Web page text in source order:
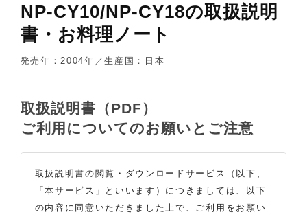
NP-CY10/NP-CY18の取扱説明
書・お料理ノート
発売年：2004年／生産国：日本
取扱説明書（PDF）
ご利用についてのお願いとご注意
取扱説明書の閲覧・ダウンロードサービス（以下、
「本サービス」といいます）につきましては、以下
の内容に同意いただきました上で、ご利用をお願い